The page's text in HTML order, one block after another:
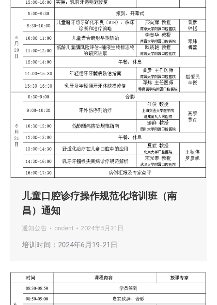
儿童口腔诊疗操作规范化培训班（南
昌）通知
通知公告 cndent 2024年5月31日
培训时间：2024年6月19-21日